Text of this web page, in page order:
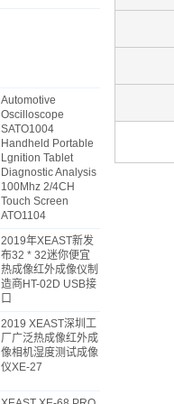
Automotive
Oscilloscope
SATO1004
Handheld Portable
Lgnition Tablet
Diagnostic Analysis
100Mhz 2/4CH
Touch Screen
ATO1104
2019年XEAST新发
布32 * 32迷你便宜
热成像红外成像仪制
造商HT-02D USB接
口
2019 XEAST深圳工
厂广泛热成像红外成
像相机湿度测试成像
仪XE-27